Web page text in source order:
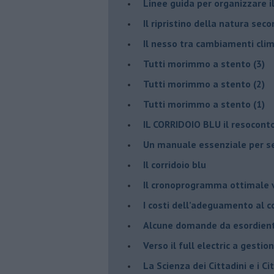
​Linee guida per organizzare
​Il ripristino della natura
Il nesso tra cambiamenti
Tutti morimmo a stento (3)
Tutti morimmo a stento (2)
​Tutti morimmo a stento (1)
IL CORRIDOIO BLU il
Un manuale essenziale per
Il corridoio blu
​Il cronoprogramma
​I costi dell’adeguamento al
Alcune domande da
Verso il full electric a
​La Scienza dei Cittadini e i